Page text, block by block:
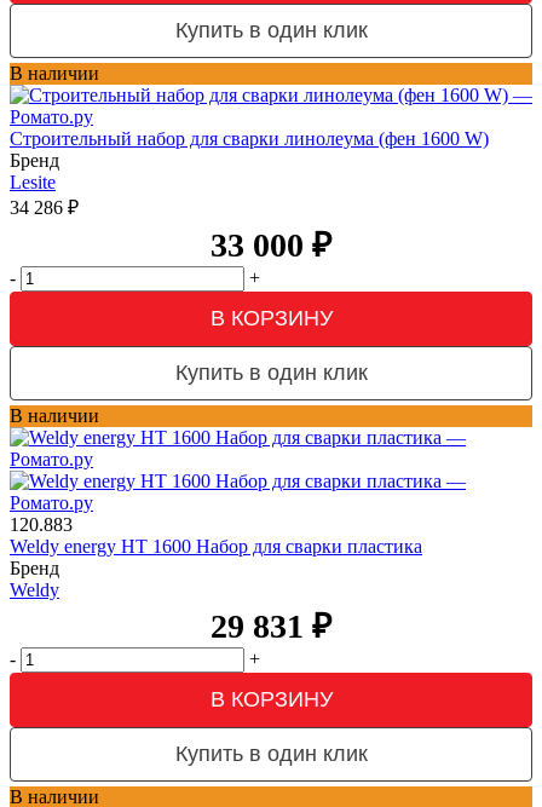
Купить в один клик
В наличии
Строительный набор для сварки линолеума (фен 1600 W)
Бренд
Lesite
34 286 ₽
33 000 ₽
- +
В КОРЗИНУ
Купить в один клик
В наличии
120.883
Weldy energy HT 1600 Набор для сварки пластика
Бренд
Weldy
29 831 ₽
- +
В КОРЗИНУ
Купить в один клик
В наличии